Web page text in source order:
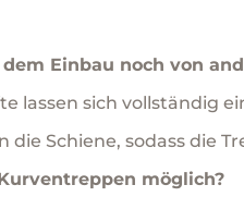
Einbau noch von
lassen sich vollständig
die Schiene, sodass die
möglich?